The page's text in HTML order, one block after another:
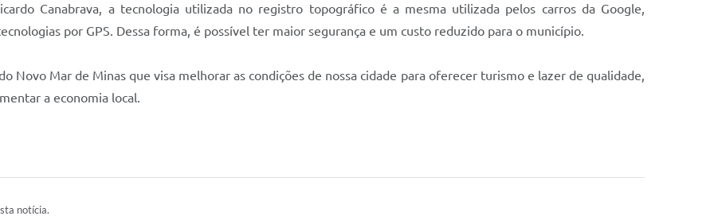
Canabrava, a tecnologia utilizada no registro topográfico é a mesma utilizada pelos carros da Google,
por GPS. Dessa forma, é possível ter maior segurança e um custo reduzido para o município.
Novo Mar de Minas que visa melhorar as condições de nossa cidade para oferecer turismo e lazer de qualidade,
a economia local.
notícia.